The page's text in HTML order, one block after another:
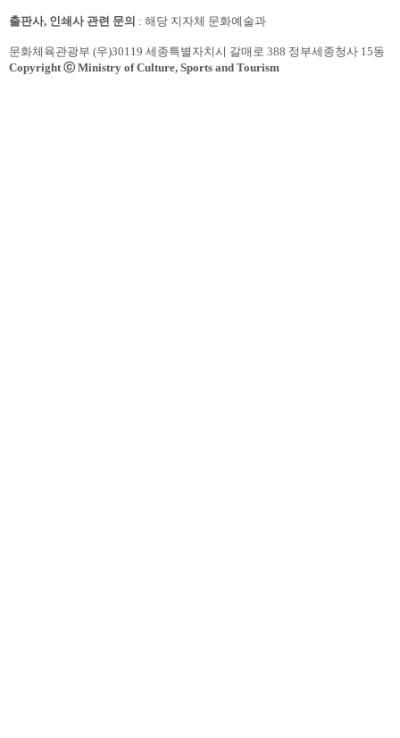
출판사, 인쇄사 관련 문의 : 해당 지자체 문화예술과
문화체육관광부 (우)30119 세종특별자치시 갈매로 388 정부세종청사 15동
Copyright ⓒ Ministry of Culture, Sports and Tourism